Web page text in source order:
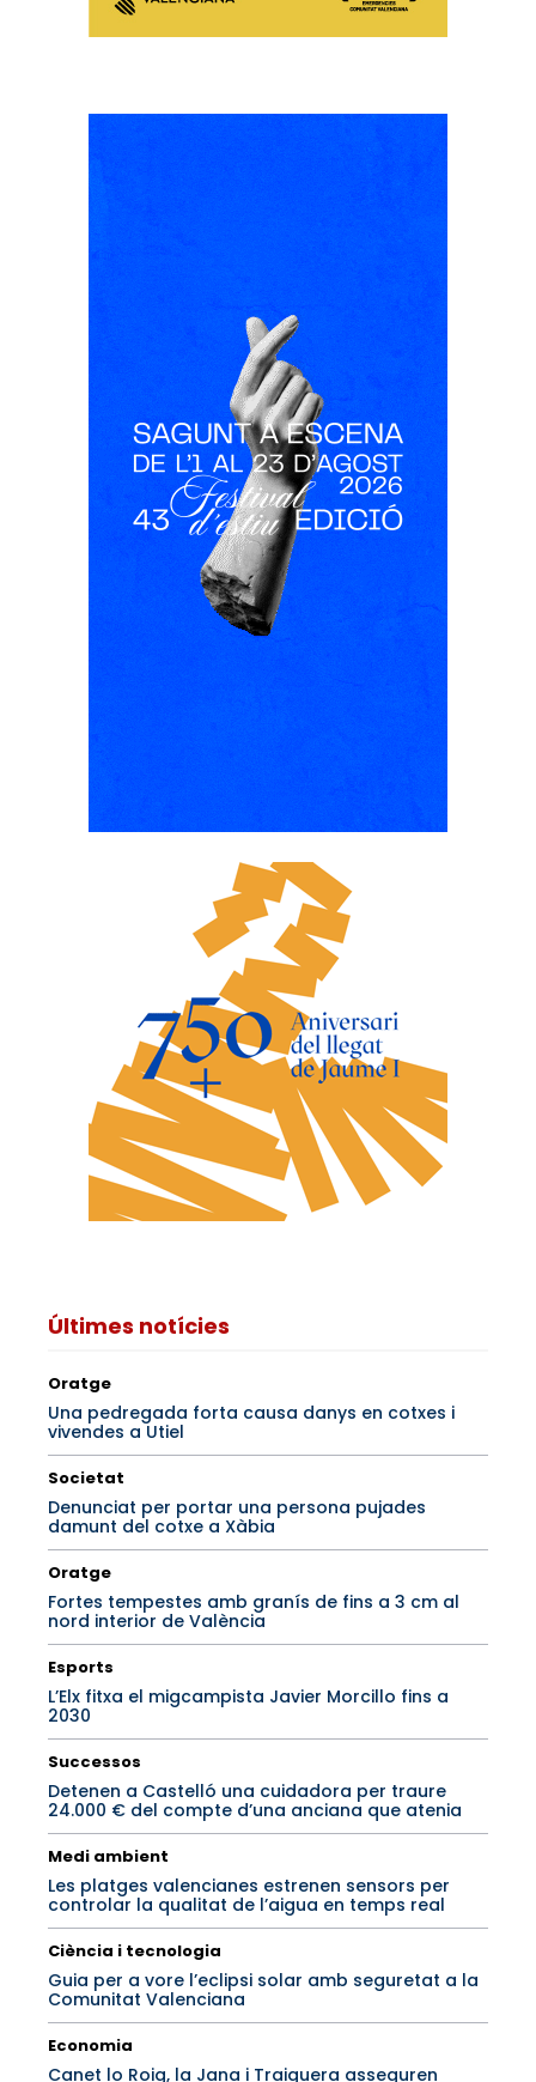
Últimes notícies
Oratge
Una pedregada forta causa danys en cotxes i
vivendes a Utiel
Societat
Denunciat per portar una persona pujades
damunt del cotxe a Xàbia
Oratge
Fortes tempestes amb granís de fins a 3 cm al
nord interior de València
Esports
L’Elx fitxa el migcampista Javier Morcillo fins a
2030
Successos
Detenen a Castelló una cuidadora per traure
24.000 € del compte d’una anciana que atenia
Medi ambient
Les platges valencianes estrenen sensors per
controlar la qualitat de l’aigua en temps real
Ciència i tecnologia
Guia per a vore l’eclipsi solar amb seguretat a la
Comunitat Valenciana
Economia
Canet lo Roig, la Jana i Traiguera asseguren